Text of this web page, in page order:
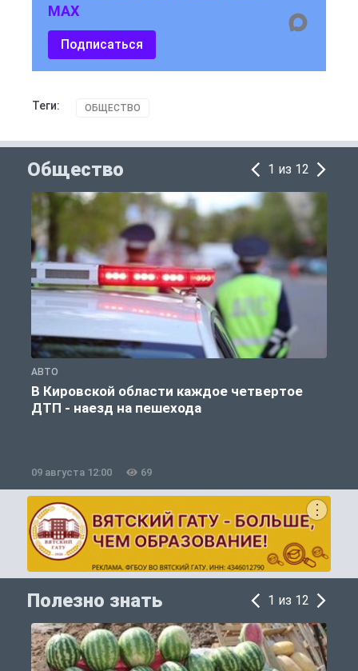
MAX
Подписаться
Теги: ОБЩЕСТВО
Общество 1 из 12
АВТО
В Кировской области каждое четвертое
ДТП - наезд на пешехода
09 августа 12:00 69
Полезно знать 1 из 12